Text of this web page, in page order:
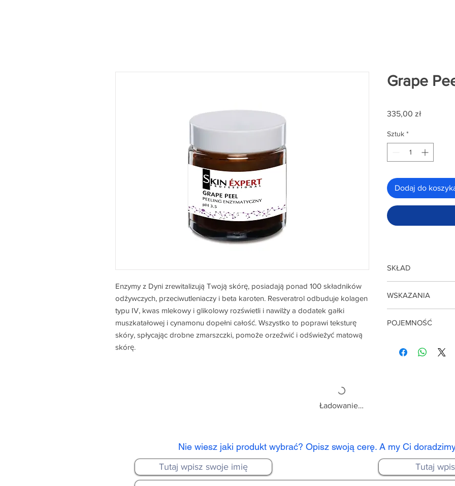
Enzymy z Dyni zrewitalizują Twoją skórę, posiadają ponad 100 składników
odżywczych, przeciwutleniaczy i beta karoten. Resveratrol odbuduje kolagen
typu IV, kwas mlekowy i glikolowy rozświetli i nawilży a dodatek gałki
muszkatałowej i cynamonu dopełni całość. Wszystko to poprawi teksturę
skóry, spłycając drobne zmarszczki, pomoże orzeźwić i odświeżyć matową
skórę.
Grape
335,00 złCena
Sztuk *
Dodaj do
SKŁAD
mlekowy, wyciąg z
herbaty
WSKAZANIA
zmarszczki, skóra
POJEMNOŚĆ
Ładowanie…
Nie wiesz jaki produkt wybrać? Opisz swoją cerę. A my Ci